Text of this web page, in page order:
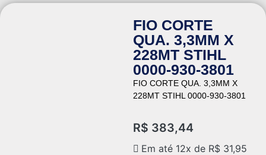
FIO CORTE
QUA. 3,3MM X
228MT STIHL
0000-930-3801
FIO CORTE QUA. 3,3MM X
228MT STIHL 0000-930-3801
R$ 383,44
Em até 12x de R$ 31,95